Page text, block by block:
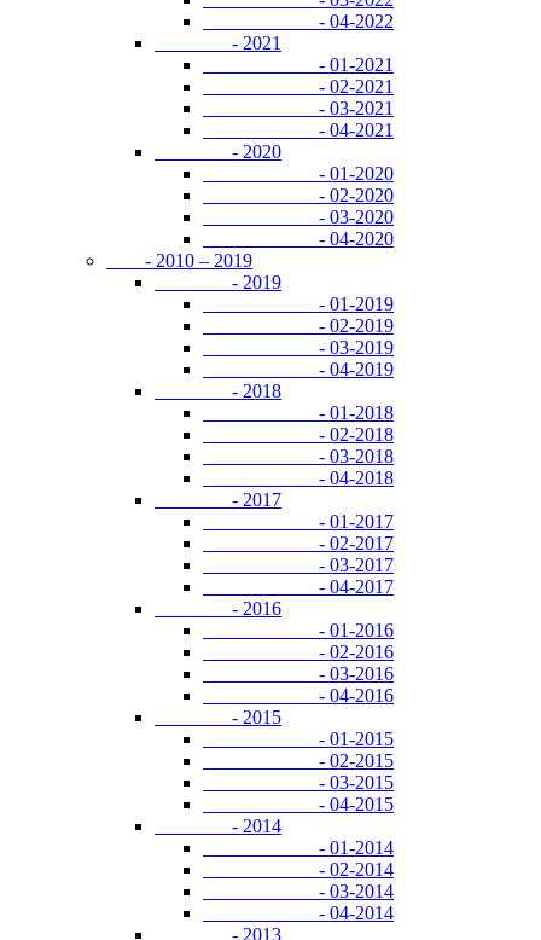
- 04-2022
- 2021
- 01-2021
- 02-2021
- 03-2021
- 04-2021
- 2020
- 01-2020
- 02-2020
- 03-2020
- 04-2020
- 2010 – 2019
- 2019
- 01-2019
- 02-2019
- 03-2019
- 04-2019
- 2018
- 01-2018
- 02-2018
- 03-2018
- 04-2018
- 2017
- 01-2017
- 02-2017
- 03-2017
- 04-2017
- 2016
- 01-2016
- 02-2016
- 03-2016
- 04-2016
- 2015
- 01-2015
- 02-2015
- 03-2015
- 04-2015
- 2014
- 01-2014
- 02-2014
- 03-2014
- 04-2014
- 2013